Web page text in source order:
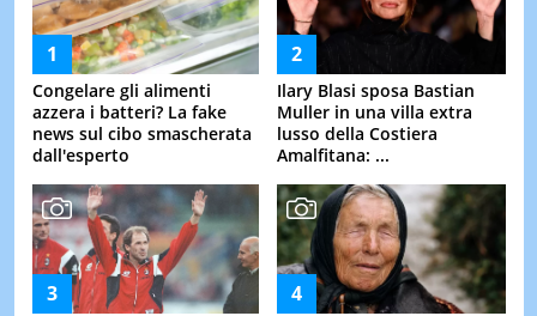
Congelare gli alimenti
azzera i batteri? La fake
news sul cibo smascherata
dall'esperto
Ilary Blasi sposa Bastian
Muller in una villa extra
lusso della Costiera
Amalfitana: ...